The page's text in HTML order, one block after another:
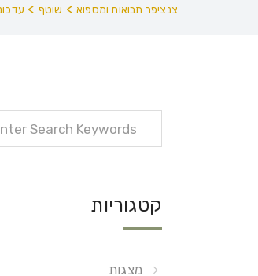
צנציפר תבואות ומספוא > שוטף >
קטגוריות
מצגות